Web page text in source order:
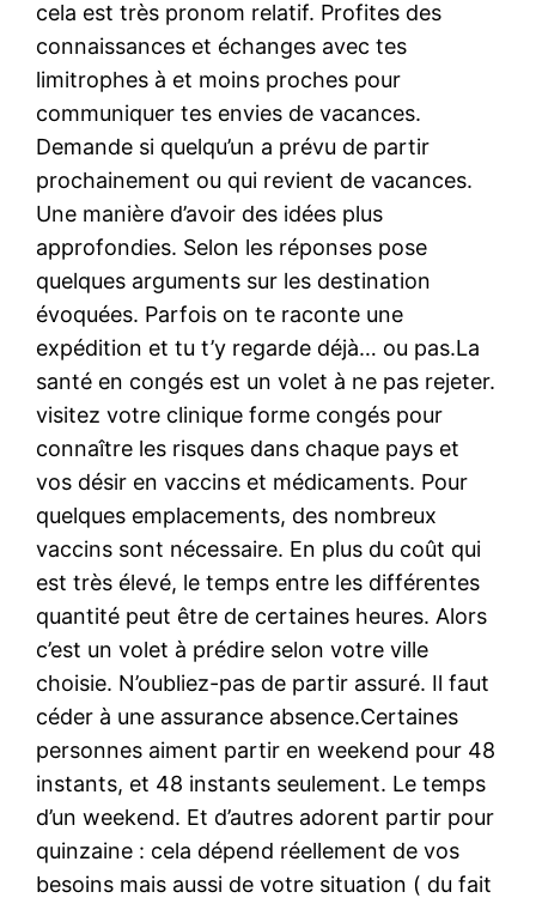
cela est très pronom relatif. Profites des
connaissances et échanges avec tes
limitrophes à et moins proches pour
communiquer tes envies de vacances.
Demande si quelqu’un a prévu de partir
prochainement ou qui revient de vacances.
Une manière d’avoir des idées plus
approfondies. Selon les réponses pose
quelques arguments sur les destination
évoquées. Parfois on te raconte une
expédition et tu t’y regarde déjà… ou pas.La
santé en congés est un volet à ne pas rejeter.
visitez votre clinique forme congés pour
connaître les risques dans chaque pays et
vos désir en vaccins et médicaments. Pour
quelques emplacements, des nombreux
vaccins sont nécessaire. En plus du coût qui
est très élevé, le temps entre les différentes
quantité peut être de certaines heures. Alors
c’est un volet à prédire selon votre ville
choisie. N’oubliez-pas de partir assuré. Il faut
céder à une assurance absence.Certaines
personnes aiment partir en weekend pour 48
instants, et 48 instants seulement. Le temps
d’un weekend. Et d’autres adorent partir pour
quinzaine : cela dépend réellement de vos
besoins mais aussi de votre situation ( du fait